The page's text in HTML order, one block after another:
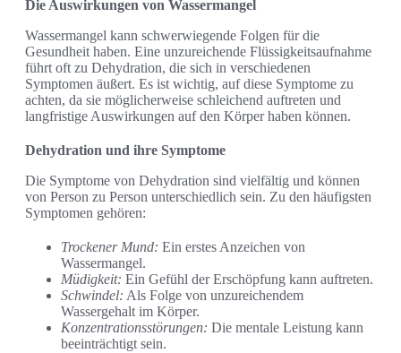
Die Auswirkungen von Wassermangel
Wassermangel kann schwerwiegende Folgen für die
Gesundheit haben. Eine unzureichende Flüssigkeitsaufnahme
führt oft zu Dehydration, die sich in verschiedenen
Symptomen äußert. Es ist wichtig, auf diese Symptome zu
achten, da sie möglicherweise schleichend auftreten und
langfristige Auswirkungen auf den Körper haben können.
Dehydration und ihre Symptome
Die Symptome von Dehydration sind vielfältig und können
von Person zu Person unterschiedlich sein. Zu den häufigsten
Symptomen gehören:
Trockener Mund: Ein erstes Anzeichen von
Wassermangel.
Müdigkeit: Ein Gefühl der Erschöpfung kann auftreten.
Schwindel: Als Folge von unzureichendem
Wassergehalt im Körper.
Konzentrationsstörungen: Die mentale Leistung kann
beeinträchtigt sein.